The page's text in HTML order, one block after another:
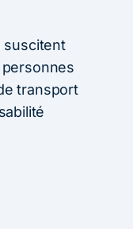
suscitent
personnes
transport